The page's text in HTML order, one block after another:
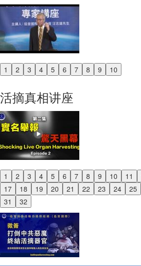
1 2 3 4 5 6 7 8 9 10
Previous
活摘真相讲座
1 2 3 4 5 6 7 8 9 10 11
17
18 19 20 21 22 23 24 25
31
32
Previous
Next